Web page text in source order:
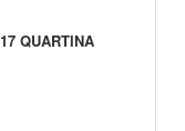
QUARTINA